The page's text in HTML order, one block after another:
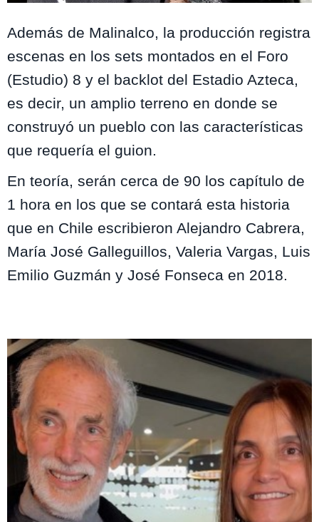
Además de Malinalco, la producción registra
escenas en los sets montados en el Foro
(Estudio) 8 y el backlot del Estadio Azteca,
es decir, un amplio terreno en donde se
construyó un pueblo con las características
que requería el guion.
En teoría, serán cerca de 90 los capítulo de
1 hora en los que se contará esta historia
que en Chile escribieron Alejandro Cabrera,
María José Galleguillos, Valeria Vargas, Luis
Emilio Guzmán y José Fonseca en 2018.